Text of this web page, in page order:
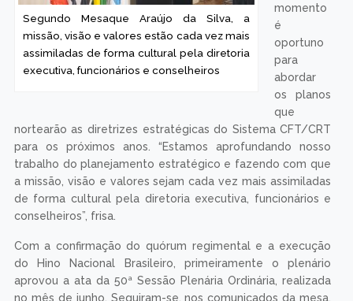
Segundo Mesaque Araújo da Silva, a
missão, visão e valores estão cada vez mais
assimiladas de forma cultural pela diretoria
executiva, funcionários e conselheiros
momento
é
oportuno
para
abordar
os planos
que
nortearão as diretrizes estratégicas do Sistema CFT/CRT
para os próximos anos. “Estamos aprofundando nosso
trabalho do planejamento estratégico e fazendo com que
a missão, visão e valores sejam cada vez mais assimiladas
de forma cultural pela diretoria executiva, funcionários e
conselheiros”, frisa.
Com a confirmação do quórum regimental e a execução
do Hino Nacional Brasileiro, primeiramente o plenário
aprovou a ata da 50ª Sessão Plenária Ordinária, realizada
no mês de junho. Seguiram-se, nos comunicados da mesa,